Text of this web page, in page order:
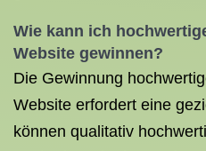
Wie kann ich
Website gewinnen?
Die Gewinnung
Website erfordert eine
können qualitativ